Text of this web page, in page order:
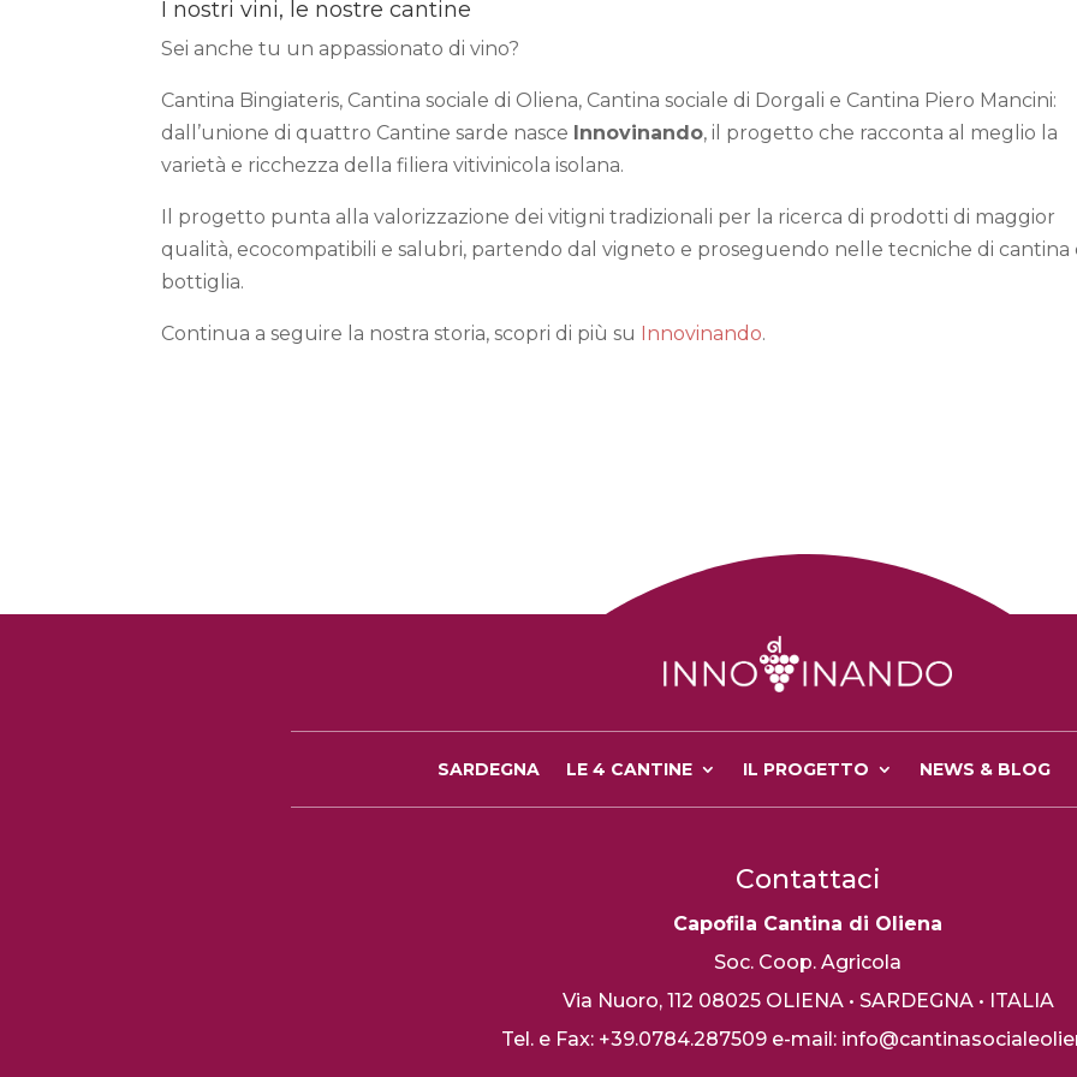
I nostri vini, le nostre cantine
Sei anche tu un appassionato di vino?
Cantina Bingiateris, Cantina sociale di Oliena, Cantina sociale di Dorgali e Cantina Piero Mancini:
dall’unione di quattro Cantine sarde nasce Innovinando, il progetto che racconta al meglio la
varietà e ricchezza della filiera vitivinicola isolana.
Il progetto punta alla valorizzazione dei vitigni tradizionali per la ricerca di prodotti di maggior
qualità, ecocompatibili e salubri, partendo dal vigneto e proseguendo nelle tecniche di cantina
bottiglia.
Continua a seguire la nostra storia, scopri di più su Innovinando.
SARDEGNA LE 4 CANTINE IL PROGETTO NEWS & BLOG
Contattaci
Capofila Cantina di Oliena
Soc. Coop. Agricola
Via Nuoro, 112 08025 OLIENA • SARDEGNA • ITALIA
Tel. e Fax: +39.0784.287509 e-mail: